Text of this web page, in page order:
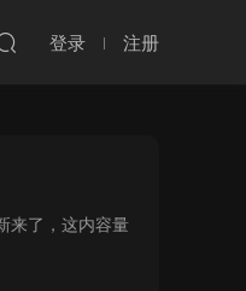
登录 注册
来了，这内容量